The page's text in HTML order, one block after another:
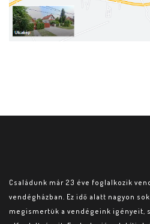
Családunk már 23 éve foglalkozik
vendégházban. Ez idő alatt nagyon
megismertük a vendégeink igényeit,